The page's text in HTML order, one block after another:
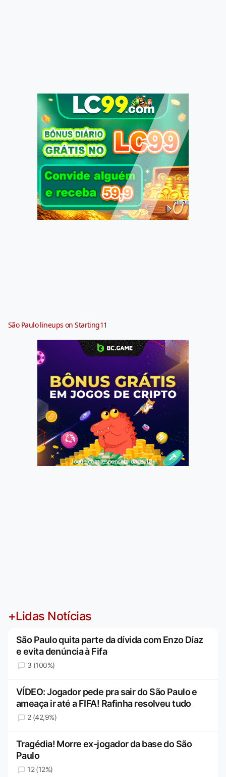
São Paulo lineups on Starting11
Jogue com responsabilidade. 18+
+Lidas Notícias
São Paulo quita parte da dívida com Enzo Díaz
e evita denúncia à Fifa
3 (100%)
VÍDEO: Jogador pede pra sair do São Paulo e
ameaça ir até a FIFA! Rafinha resolveu tudo
2 (42,9%)
Tragédia! Morre ex-jogador da base do São
Paulo
12 (12%)